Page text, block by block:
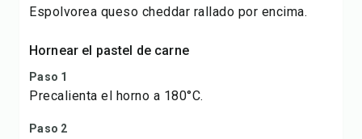
Espolvorea queso cheddar rallado por encima.
Hornear el pastel de carne
Paso 1
Precalienta el horno a 180°C.
Paso 2